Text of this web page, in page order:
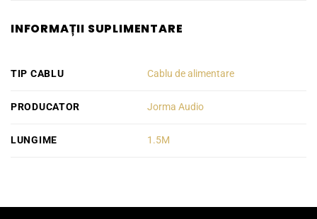
INFORMAȚII SUPLIMENTARE
TIP CABLU Cablu de alimentare
PRODUCATOR Jorma Audio
LUNGIME 1.5M